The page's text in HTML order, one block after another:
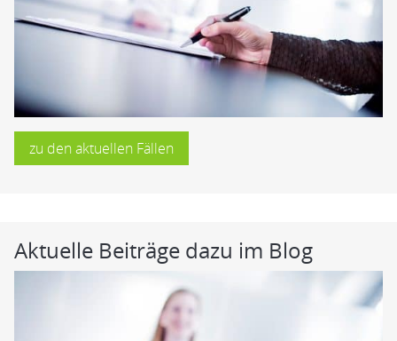
zu den aktuellen Fällen
Aktuelle Beiträge dazu im Blog